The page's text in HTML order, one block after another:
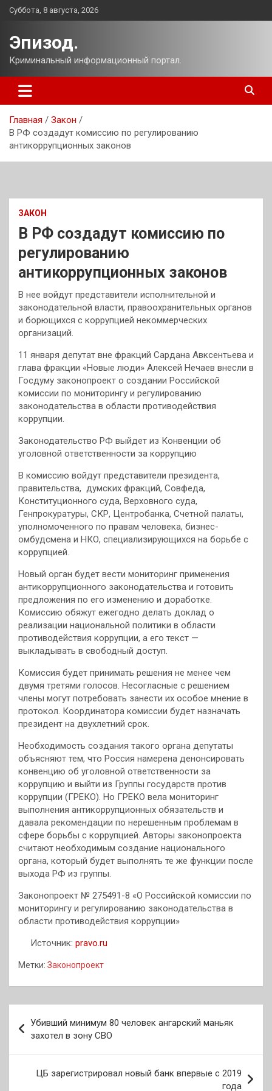
Перейти
Суббота, 8 августа, 2026
Эпизод.
Криминальный информационный портал.
Главная
Закон
В РФ создадут комиссию по регулированию
антикоррупционных законов
ЗАКОН
В РФ создадут комиссию по
регулированию
антикоррупционных законов
В нее войдут представители исполнительной и
законодательной власти, правоохранительных органов
и борющихся с коррупцией некоммерческих
организаций.
11 января депутат вне фракций Сардана Авксентьева и
глава фракции «Новые люди» Алексей Нечаев внесли в
Госдуму законопроект о создании Российской
комиссии по мониторингу и регулированию
законодательства в области противодействия
коррупции.
Законодательство РФ выйдет из Конвенции об
уголовной ответственности за коррупцию
В комиссию войдут представители президента,
правительства, думских фракций, Совфеда,
Конституционного суда, Верховного суда,
Генпрокуратуры, СКР, Центробанка, Счетной палаты,
уполномоченного по правам человека, бизнес-
омбудсмена и НКО, специализирующихся на борьбе с
коррупцией.
Новый орган будет вести мониторинг применения
антикоррупционного законодательства и готовить
предложения по его изменению и доработке.
Комиссию обяжут ежегодно делать доклад о
реализации национальной политики в области
противодействия коррупции, а его текст —
выкладывать в свободный доступ.
Комиссия будет принимать решения не менее чем
двумя третями голосов. Несогласные с решением
члены могут потребовать занести их особое мнение в
протокол. Координатора комиссии будет назначать
президент на двухлетний срок.
Необходимость создания такого органа депутаты
объясняют тем, что Россия намерена денонсировать
конвенцию об уголовной ответственности за
коррупцию и выйти из Группы государств против
коррупции (ГРЕКО). Но ГРЕКО вела мониторинг
выполнения антикоррупционных обязательств и
давала рекомендации по нерешенным проблемам в
сфере борьбы с коррупцией. Авторы законопроекта
считают необходимым создание национального
органа, который будет выполнять те же функции после
выхода РФ из группы.
Законопроект № 275491-8 «О Российской комиссии по
мониторингу и регулированию законодательства в
области противодействия коррупции»
Источник: pravo.ru
Метки: Законопроект
по
записям
Убивший минимум 80 человек ангарский маньяк
захотел в зону СВО
ЦБ зарегистрировал новый банк впервые с 2019
года